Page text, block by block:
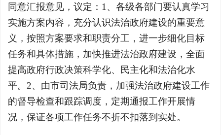
同意汇报意见，议定：1、各级各部门要认真学习
实施方案内容，充分认识法治政府建设的重要意
义，按照方案要求和职责分工，进一步细化目标
任务和具体措施，加快推进法治政府建设，全面
提高政府行政决策科学化、民主化和法治化水
平。2、由市司法局负责，加强法治政府建设工作
的督导检查和跟踪调度，定期通报工作开展情
况，保证各项工作任务不折不扣落到实处。